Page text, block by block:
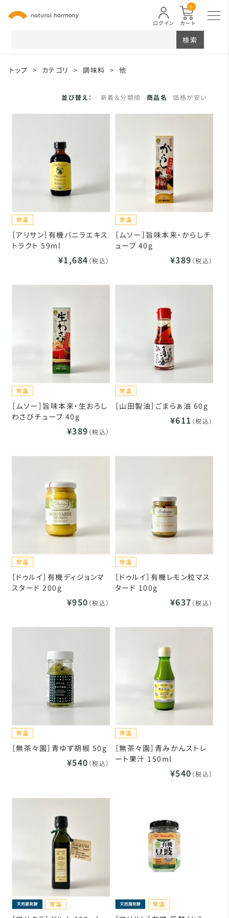
カート
0
ログイン
検索
トップ > カテゴリ > 調味料 > 他
並び替え： 新着＆分類順 商品名 価格が安い
［アリサン］有機バニラエキス
トラクト 59ml
¥1,684 （税込）
［ムソー］旨味本来・からしチ
ューブ 40g
¥389 （税込）
［ムソー］旨味本来・生おろし
わさびチューブ 40g
¥389 （税込）
［山田製油］ごまらぁ油 60g
¥611 （税込）
［ドゥルイ］有機ディジョンマ
スタード 200g
¥950 （税込）
［ドゥルイ］有機レモン粒マス
タード 100g
¥637 （税込）
［無茶々園］青ゆず胡椒 50g
¥540 （税込）
［無茶々園］青みかんストレ
ート果汁 150ml
¥540 （税込）